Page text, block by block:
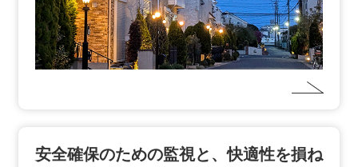
安全確保のための監視と、快適性を損ね